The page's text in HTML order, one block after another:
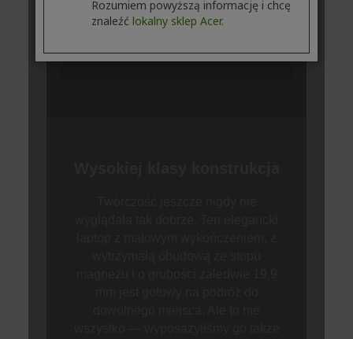
Rozumiem powyższą informację i chcę
znaleźć lokalny sklep Acer.